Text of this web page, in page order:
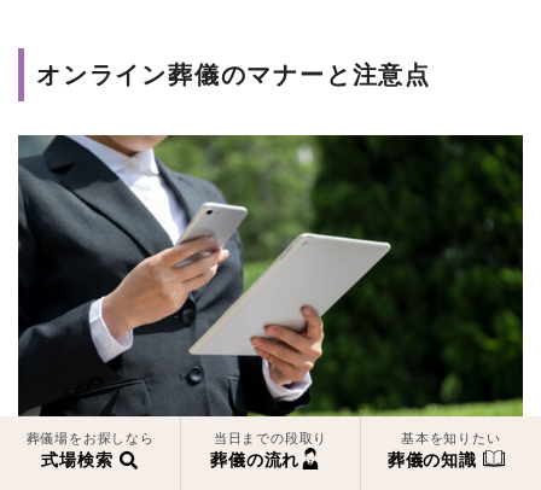
オンライン葬儀のマナーと注意点
葬儀場をお探しなら
式場検索
当日までの段取り
葬儀の流れ
基本を知りたい
葬儀の知識